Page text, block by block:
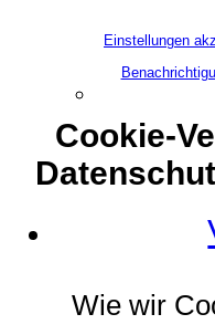
Einstellungen
Cookie-
Wie wir